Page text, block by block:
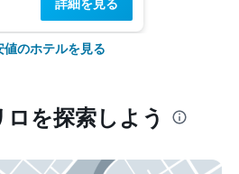
のホテルを見る
を探索しよう